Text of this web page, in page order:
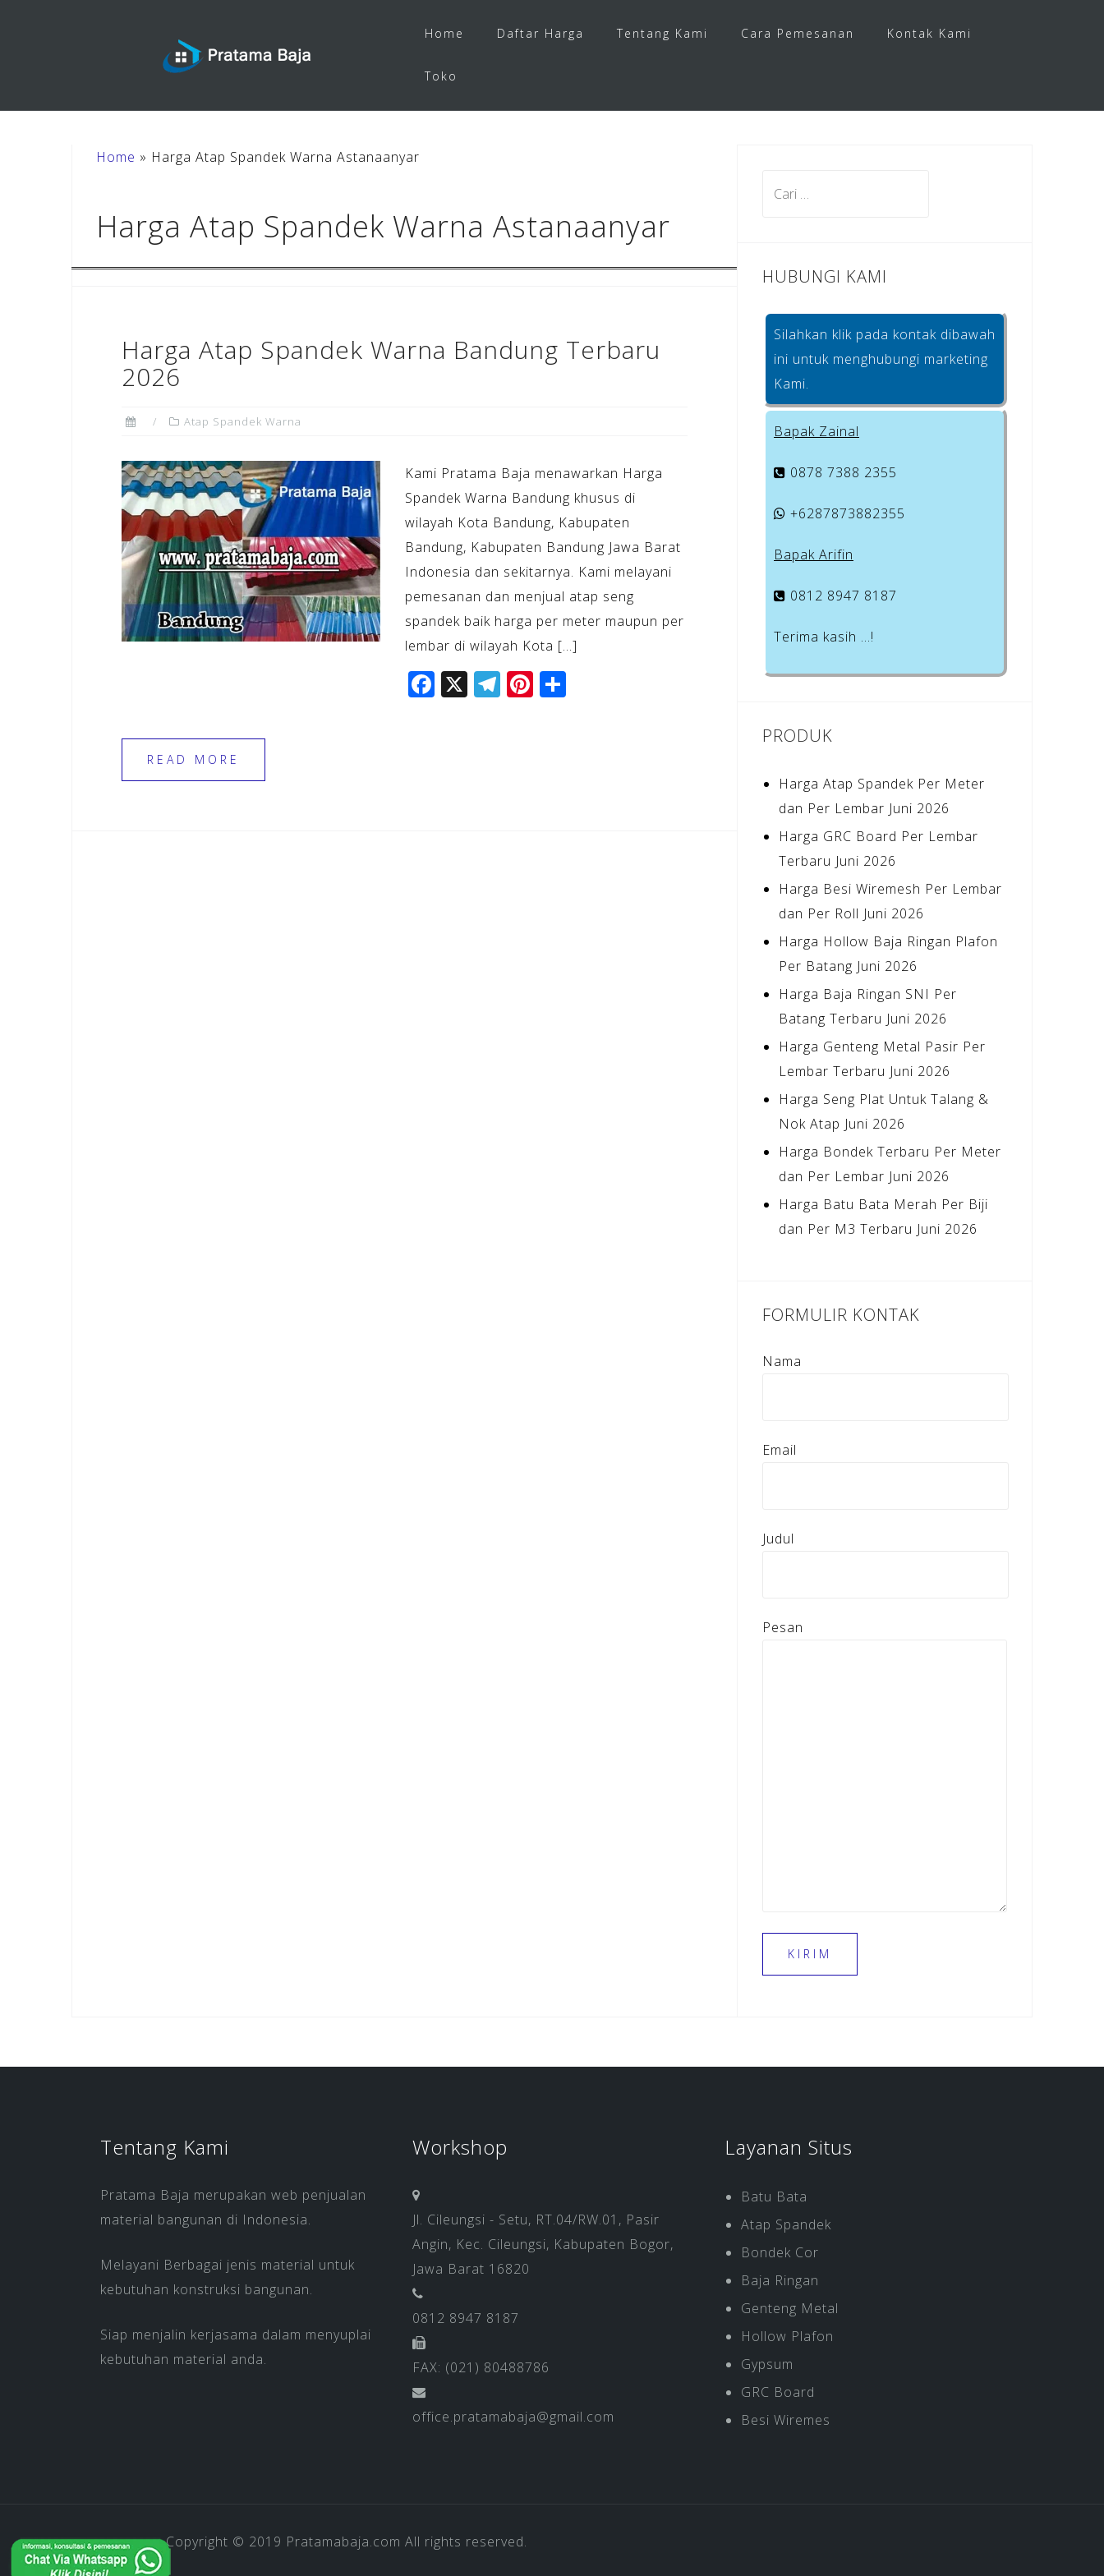
Home Daftar Harga Tentang Kami Cara Pemesanan Kontak Kami
Toko
Home » Harga Atap Spandek Warna Astanaanyar
Harga Atap Spandek Warna Astanaanyar
Harga Atap Spandek Warna Bandung Terbaru
2026
Atap Spandek Warna
Kami Pratama Baja menawarkan Harga
Spandek Warna Bandung khusus di
wilayah Kota Bandung, Kabupaten
Bandung, Kabupaten Bandung Jawa Barat
Indonesia dan sekitarnya. Kami melayani
pemesanan dan menjual atap seng
spandek baik harga per meter maupun per
lembar di wilayah Kota […]
F X T Pi S
READ MORE
HUBUNGI KAMI
Silahkan klik pada kontak dibawah
ini untuk menghubungi marketing
Kami.
Bapak Zainal
0878 7388 2355
+6287873882355
Bapak Arifin
0812 8947 8187
Terima kasih …!
PRODUK
Harga Atap Spandek Per Meter
dan Per Lembar Juni 2026
Harga GRC Board Per Lembar
Terbaru Juni 2026
Harga Besi Wiremesh Per Lembar
dan Per Roll Juni 2026
Harga Hollow Baja Ringan Plafon
Per Batang Juni 2026
Harga Baja Ringan SNI Per
Batang Terbaru Juni 2026
Harga Genteng Metal Pasir Per
Lembar Terbaru Juni 2026
Harga Seng Plat Untuk Talang &
Nok Atap Juni 2026
Harga Bondek Terbaru Per Meter
dan Per Lembar Juni 2026
Harga Batu Bata Merah Per Biji
dan Per M3 Terbaru Juni 2026
FORMULIR KONTAK
Nama
Email
Judul
Pesan
Tentang Kami
Pratama Baja merupakan web penjualan
material bangunan di Indonesia.
Melayani Berbagai jenis material untuk
kebutuhan konstruksi bangunan.
Siap menjalin kerjasama dalam menyuplai
kebutuhan material anda.
Workshop
Jl. Cileungsi - Setu, RT.04/RW.01, Pasir
Angin, Kec. Cileungsi, Kabupaten Bogor,
Jawa Barat 16820
0812 8947 8187
FAX: (021) 80488786
office.pratamabaja@gmail.com
Layanan Situs
Batu Bata
Atap Spandek
Bondek Cor
Baja Ringan
Genteng Metal
Hollow Plafon
Gypsum
GRC Board
Besi Wiremes
Copyright © 2019 Pratamabaja.com All rights reserved.